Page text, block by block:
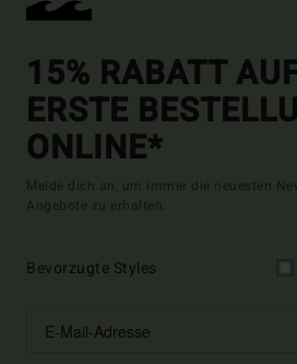
15% RABATT
ERSTE
ONLINE*
Melde dich an, um immer die neuesten
Angebote zu erhalten.
Bevorzugte Styles